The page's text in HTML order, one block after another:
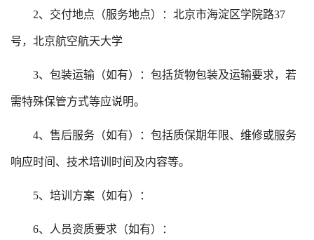
2、交付地点（服务地点）：北京市海淀区学院路37
号，北京航空航天大学
3、包装运输（如有）：包括货物包装及运输要求，若
需特殊保管方式等应说明。
4、售后服务（如有）：包括质保期年限、维修或服务
响应时间、技术培训时间及内容等。
5、培训方案（如有）：
6、人员资质要求（如有）：